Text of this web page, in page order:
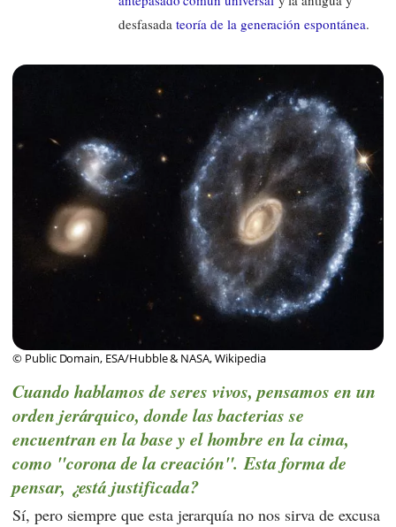
desfasadateoría de la generación espontánea.
© Public Domain, ESA/Hubble & NASA, Wikipedia
Cuando hablamos de seres vivos, pensamos en un
orden jerárquico, donde las bacterias se
encuentran en la base y el hombre en la cima,
como "corona de la creación". Esta forma de
pensar, ¿está justificada?
Sí, pero siempre que esta jerarquía no nos sirva de excusa